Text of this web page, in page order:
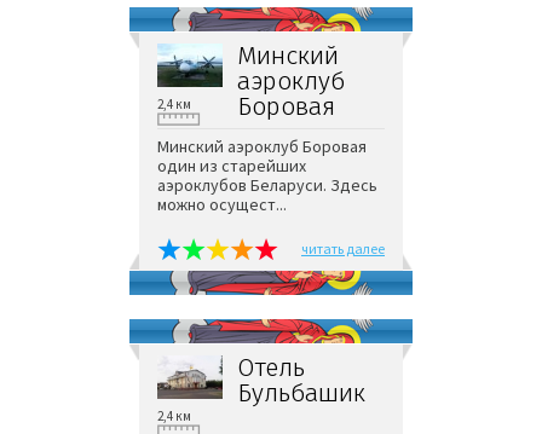
Минский
аэроклуб
Боровая
2,4 км
Минский аэроклуб Боровая
один из старейших
аэроклубов Беларуси. Здесь
можно осущест...
читать далее
Отель
Бульбашик
2,4 км